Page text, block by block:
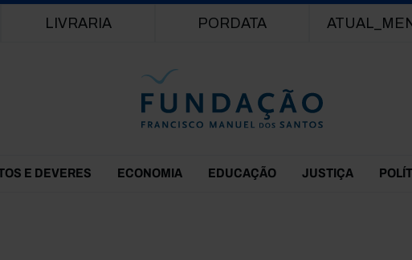
LIVRARIA PORDATA
E DEVERES ECONOMIA EDUCAÇÃO JUSTIÇA